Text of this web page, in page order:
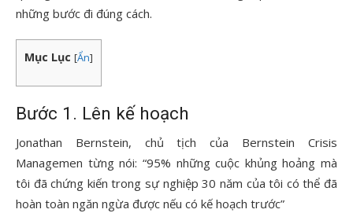
những bước đi đúng cách.
Mục Lục [Ẩn]
Bước 1. Lên kế hoạch
Jonathan Bernstein, chủ tịch của Bernstein Crisis
Managemen từng nói: “95% những cuộc khủng hoảng mà
tôi đã chứng kiến trong sự nghiệp 30 năm của tôi có thể đã
hoàn toàn ngăn ngừa được nếu có kế hoạch trước”